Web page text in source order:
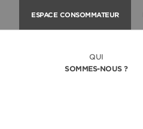
ESPACE CONSOMMATEUR
QUI
SOMMES-NOUS ?